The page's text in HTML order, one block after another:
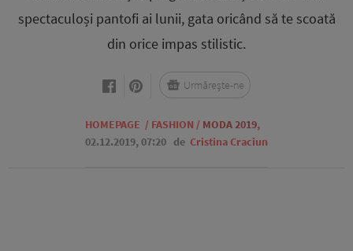
spectaculoși pantofi ai lunii, gata oricând să te scoată
din orice impas stilistic.
HOMEPAGE / FASHION / MODA 2019,
02.12.2019, 07:20 de Cristina Craciun
Urmărește-ne